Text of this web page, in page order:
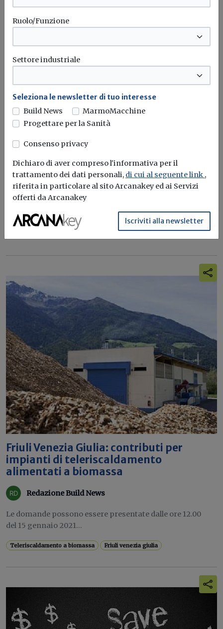
Friuli Venezia Giulia: sottoscritto il
Protocollo appalti
Redazione Build News
Uno strumento strategico per contrastare la pratica del
massimo ribasso, affermare la...
Friuli Venezia Giulia: contributi per
impianti di teleriscaldamento
alimentati a biomassa
Redazione Build News
Le domande possono essere presentate dalle ore 12.00
del 15 gennaio 2021...
Teleriscaldamento a biomassa Friuli venezia giulia
Ruolo/Funzione
Settore industriale
Seleziona le newsletter di tuo interesse
Build News
MarmoMacchine
Progettare per la Sanità
Consenso privacy
Dichiaro di aver compreso l'informativa per il
trattamento dei dati personali, di cui al seguente link ,
riferita in particolare al sito Arcanakey ed ai Servizi
offerti da Arcanakey
Iscriviti alla newsletter